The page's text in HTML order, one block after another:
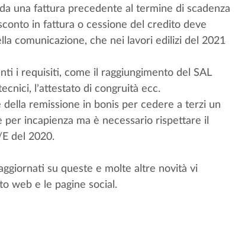
una fattura precedente al termine di scadenza
in fattura o cessione del credito deve
comunicazione, che nei lavori edilizi del 2021
i requisiti, come il raggiungimento del SAL
l’attestato di congruità ecc.
remissione in bonis per cedere a terzi un
incapienza ma è necessario rispettare il
del 2020.
su queste e molte altre novità vi
web e le pagine social.